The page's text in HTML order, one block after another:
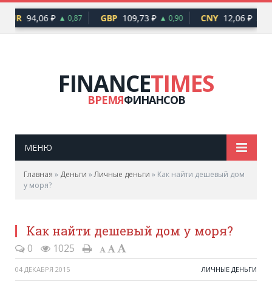
EUR 94,06 ₽ ▲ 0,87 GBP 109,73 ₽ ▲ 0,90 CNY 12,06 ₽ ▲
FINANCETIMES
ВРЕМЯФИНАНСОВ
МЕНЮ
Главная » Деньги »Личные деньги » Как найти дешевый дом
у моря?
Как найти дешевый дом у моря?
0 1025
04 ДЕКАБРЯ 2015 ЛИЧНЫЕ ДЕНЬГИ